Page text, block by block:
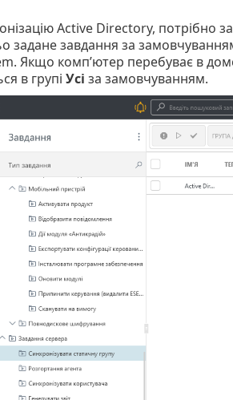
Active Directory, потрібно
задане завдання за
Якщо комп’ютер перебуває в
в групі Усі за замовчуванням.